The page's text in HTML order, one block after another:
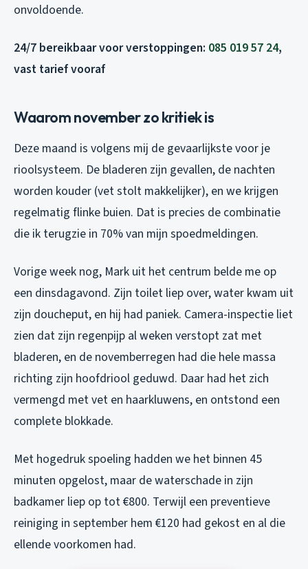
onvoldoende.
24/7 bereikbaar voor verstoppingen: 085 019 57 24,
vast tarief vooraf
Waarom november zo kritiek is
Deze maand is volgens mij de gevaarlijkste voor je
rioolsysteem. De bladeren zijn gevallen, de nachten
worden kouder (vet stolt makkelijker), en we krijgen
regelmatig flinke buien. Dat is precies de combinatie
die ik terugzie in 70% van mijn spoedmeldingen.
Vorige week nog, Mark uit het centrum belde me op
een dinsdagavond. Zijn toilet liep over, water kwam uit
zijn doucheput, en hij had paniek. Camera-inspectie liet
zien dat zijn regenpijp al weken verstopt zat met
bladeren, en de novemberregen had die hele massa
richting zijn hoofdriool geduwd. Daar had het zich
vermengd met vet en haarkluwens, en ontstond een
complete blokkade.
Met hogedruk spoeling hadden we het binnen 45
minuten opgelost, maar de waterschade in zijn
badkamer liep op tot €800. Terwijl een preventieve
reiniging in september hem €120 had gekost en al die
ellende voorkomen had.